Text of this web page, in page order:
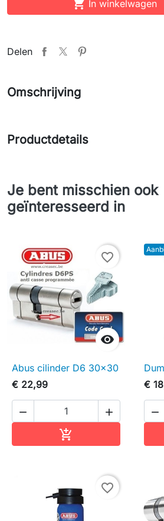
 In winkelwagen
Delen
Omschrijving
Productdetails
Je bent misschien ook
geïnteresseerd in

favorite_border
Abus cilinder D6 30x30
€ 22,99
 

€

favorite_border